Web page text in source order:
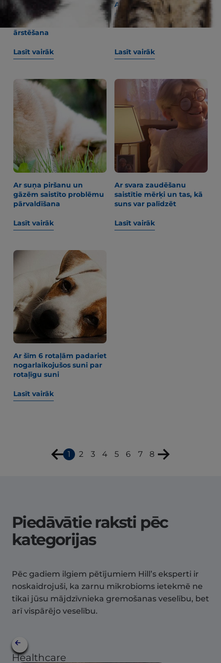
Alopēcija un
apmatojuma zudums
suņiem: cēloņi un
ārstēšana
Lasīt vairāk
Ar ko barot kuci
grūtniecības vai kucēnu
zīdīšanas laikā
Lasīt vairāk
Ar suņa piršanu un
gāzēm saistīto problēmu
pārvaldīšana
Lasīt vairāk
Ar svara zaudēšanu
saistītie mērķi un tas, kā
suns var palīdzēt
Lasīt vairāk
Ar šīm 6 rotaļām padariet
nogarlaikojušos suni par
rotaļīgu suni
Lasīt vairāk
1 2 3 4 5 6 7 8
Piedāvātie raksti pēc
kategorijas
Pēc gadiem ilgiem pētījumiem Hill’s eksperti ir
noskaidrojuši, ka zarnu mikrobioms ietekmē ne
tikai jūsu mājdzīvnieka gremošanas veselību, bet
arī vispārējo veselību.
Healthcare